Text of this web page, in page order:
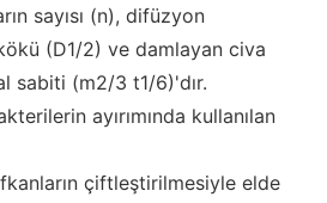
sayısı (n), difüzyon
(D1/2) ve damlayan civa
sabiti (m2/3 t1/6)'dır.
ayırımında kullanılan
çiftleştirilmesiyle elde